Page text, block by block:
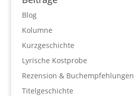
Blog
Kolumne
Kurzgeschichte
Lyrische Kostprobe
Rezension & Buchempfehlungen
Titelgeschichte